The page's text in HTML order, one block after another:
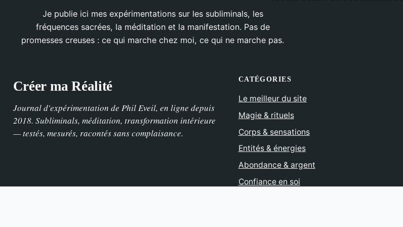
Je publie ici mes expérimentations sur les subliminals, les
fréquences sacrées, la méditation et la manifestation. Pas de
promesses creuses : ce qui marche chez moi, ce qui ne marche pas.
Créer ma Réalité
Journal d'expérimentation de Phil Eveil, en ligne depuis
2018. Subliminals, méditation, transformation intérieure
— testés, mesurés, racontés sans complaisance.
CATÉGORIES
Le meilleur du site
Magie & rituels
Corps & sensations
Entités & énergies
Abondance & argent
Confiance en soi